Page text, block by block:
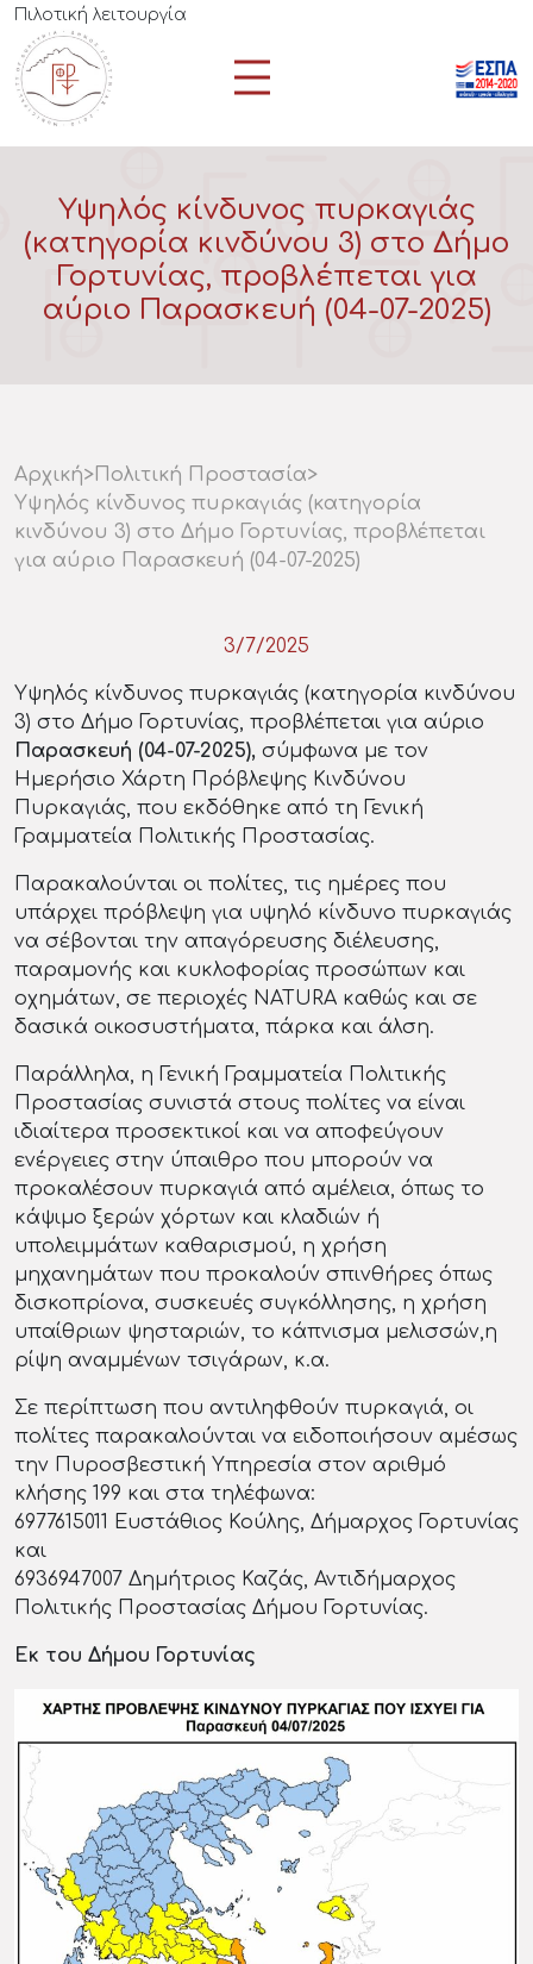
Πιλοτική λειτουργία
Υψηλός κίνδυνος πυρκαγιάς
(κατηγορία κινδύνου 3) στο Δήμο
Γορτυνίας, προβλέπεται για
αύριο Παρασκευή (04-07-2025)
Αρχική>Πολιτική Προστασία>
Υψηλός κίνδυνος πυρκαγιάς (κατηγορία
κινδύνου 3) στο Δήμο Γορτυνίας, προβλέπεται
για αύριο Παρασκευή (04-07-2025)
3/7/2025
Υψηλός κίνδυνος πυρκαγιάς (κατηγορία κινδύνου
3) στο Δήμο Γορτυνίας, προβλέπεται για αύριο
Παρασκευή (04-07-2025), σύμφωνα με τον
Ημερήσιο Χάρτη Πρόβλεψης Κινδύνου
Πυρκαγιάς, που εκδόθηκε από τη Γενική
Γραμματεία Πολιτικής Προστασίας.
Παρακαλούνται οι πολίτες, τις ημέρες που
υπάρχει πρόβλεψη για υψηλό κίνδυνο πυρκαγιάς
να σέβονται την απαγόρευσης διέλευσης,
παραμονής και κυκλοφορίας προσώπων και
οχημάτων, σε περιοχές NATURA καθώς και σε
δασικά οικοσυστήματα, πάρκα και άλση.
Παράλληλα, η Γενική Γραμματεία Πολιτικής
Προστασίας συνιστά στους πολίτες να είναι
ιδιαίτερα προσεκτικοί και να αποφεύγουν
ενέργειες στην ύπαιθρο που μπορούν να
προκαλέσουν πυρκαγιά από αμέλεια, όπως το
κάψιμο ξερών χόρτων και κλαδιών ή
υπολειμμάτων καθαρισμού, η χρήση
μηχανημάτων που προκαλούν σπινθήρες όπως
δισκοπρίονα, συσκευές συγκόλλησης, η χρήση
υπαίθριων ψησταριών, το κάπνισμα μελισσών,η
ρίψη αναμμένων τσιγάρων, κ.α.
Σε περίπτωση που αντιληφθούν πυρκαγιά, οι
πολίτες παρακαλούνται να ειδοποιήσουν αμέσως
την Πυροσβεστική Υπηρεσία στον αριθμό
κλήσης 199 και στα τηλέφωνα:
6977615011 Ευστάθιος Κούλης, Δήμαρχος Γορτυνίας
και
6936947007 Δημήτριος Καζάς, Αντιδήμαρχος
Πολιτικής Προστασίας Δήμου Γορτυνίας.
Εκ του Δήμου Γορτυνίας